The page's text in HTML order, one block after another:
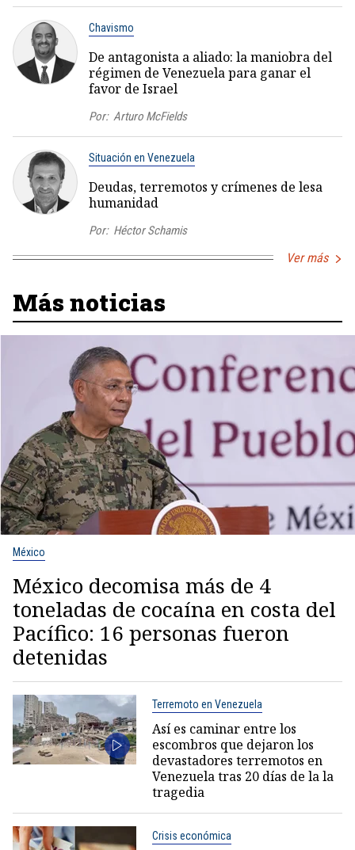
Chavismo
De antagonista a aliado: la maniobra del
régimen de Venezuela para ganar el
favor de Israel
Por: Arturo McFields
Situación en Venezuela
Deudas, terremotos y crímenes de lesa
humanidad
Por: Héctor Schamis
Ver más
Más noticias
México
México decomisa más de 4
toneladas de cocaína en costa del
Pacífico: 16 personas fueron
detenidas
Terremoto en Venezuela
Así es caminar entre los
escombros que dejaron los
devastadores terremotos en
Venezuela tras 20 días de la la
tragedia
Crisis económica